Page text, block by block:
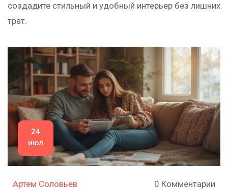
создадите стильный и удобный интерьер без лишних
трат.
24
июл
Артем Соловьев 0 Комментарии